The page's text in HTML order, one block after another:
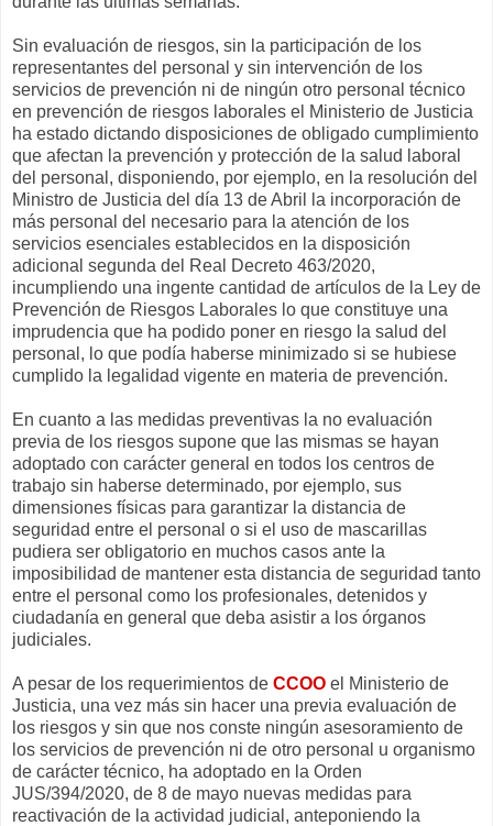
Sin evaluación de riesgos, sin la participación de los
representantes del personal y sin intervención de los
servicios de prevención ni de ningún otro personal técnico
en prevención de riesgos laborales el Ministerio de Justicia
ha estado dictando disposiciones de obligado cumplimiento
que afectan la prevención y protección de la salud laboral
del personal, disponiendo, por ejemplo, en la resolución del
Ministro de Justicia del día 13 de Abril la incorporación de
más personal del necesario para la atención de los
servicios esenciales establecidos en la disposición
adicional segunda del Real Decreto 463/2020,
incumpliendo una ingente cantidad de artículos de la Ley de
Prevención de Riesgos Laborales lo que constituye una
imprudencia que ha podido poner en riesgo la salud del
personal, lo que podía haberse minimizado si se hubiese
cumplido la legalidad vigente en materia de prevención.
En cuanto a las medidas preventivas la no evaluación
previa de los riesgos supone que las mismas se hayan
adoptado con carácter general en todos los centros de
trabajo sin haberse determinado, por ejemplo, sus
dimensiones físicas para garantizar la distancia de
seguridad entre el personal o si el uso de mascarillas
pudiera ser obligatorio en muchos casos ante la
imposibilidad de mantener esta distancia de seguridad tanto
entre el personal como los profesionales, detenidos y
ciudadanía en general que deba asistir a los órganos
judiciales.
A pesar de los requerimientos de CCOO el Ministerio de
Justicia, una vez más sin hacer una previa evaluación de
los riesgos y sin que nos conste ningún asesoramiento de
los servicios de prevención ni de otro personal u organismo
de carácter técnico, ha adoptado en la Orden
JUS/394/2020, de 8 de mayo nuevas medidas para
reactivación de la actividad judicial, anteponiendo la